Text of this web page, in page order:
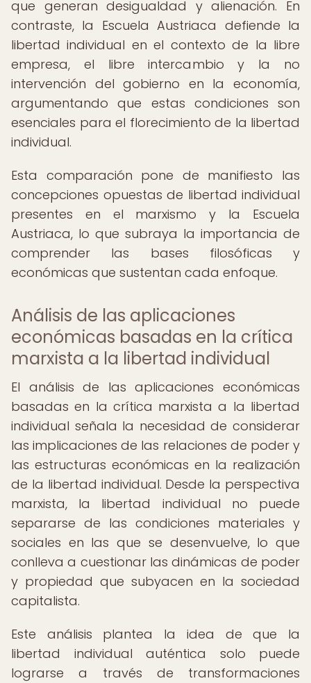
que generan desigualdad y alienación. En
contraste, la Escuela Austriaca defiende la
libertad individual en el contexto de la libre
empresa, el libre intercambio y la no
intervención del gobierno en la economía,
argumentando que estas condiciones son
esenciales para el florecimiento de la libertad
individual.
Esta comparación pone de manifiesto las
concepciones opuestas de libertad individual
presentes en el marxismo y la Escuela
Austriaca, lo que subraya la importancia de
comprender las bases filosóficas y
económicas que sustentan cada enfoque.
Análisis de las aplicaciones
económicas basadas en la crítica
marxista a la libertad individual
El análisis de las aplicaciones económicas
basadas en la crítica marxista a la libertad
individual señala la necesidad de considerar
las implicaciones de las relaciones de poder y
las estructuras económicas en la realización
de la libertad individual. Desde la perspectiva
marxista, la libertad individual no puede
separarse de las condiciones materiales y
sociales en las que se desenvuelve, lo que
conlleva a cuestionar las dinámicas de poder
y propiedad que subyacen en la sociedad
capitalista.
Este análisis plantea la idea de que la
libertad individual auténtica solo puede
lograrse a través de transformaciones